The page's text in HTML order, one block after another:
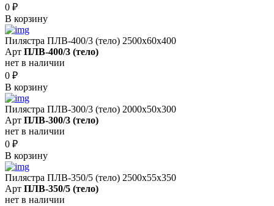
0 ₽
В корзину
Пилястра ПЛВ-400/3 (тело) 2500х60х400
Арт ПЛВ-400/3 (тело)
нет в наличии
0 ₽
В корзину
Пилястра ПЛВ-300/3 (тело) 2000х50х300
Арт ПЛВ-300/3 (тело)
нет в наличии
0 ₽
В корзину
Пилястра ПЛВ-350/5 (тело) 2500х55х350
Арт ПЛВ-350/5 (тело)
нет в наличии